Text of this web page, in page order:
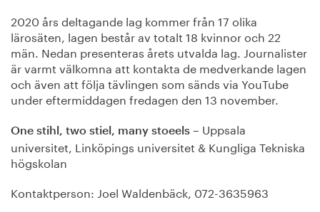
2020 års deltagande lag kommer från 17 olika
lärosäten, lagen består av totalt 18 kvinnor och 22
män. Nedan presenteras årets utvalda lag. Journalister
är varmt välkomna att kontakta de medverkande lagen
och även att följa tävlingen som sänds via YouTube
under eftermiddagen fredagen den 13 november.
One stihl, two stiel, many stoeels – Uppsala
universitet, Linköpings universitet & Kungliga Tekniska
högskolan
Kontaktperson: Joel Waldenbäck, 072-3635963